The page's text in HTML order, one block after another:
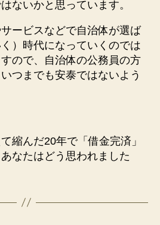
ないかと思っています。
ービスなどで自治体が選ば
）時代になっていくのでは
ので、自治体の公務員の方
つまでも安泰ではないよう
縮んだ20年で「借金完済」
なたはどう思われました